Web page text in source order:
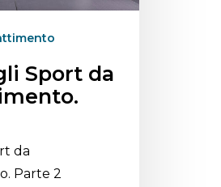
Sport da
da
Parte 2